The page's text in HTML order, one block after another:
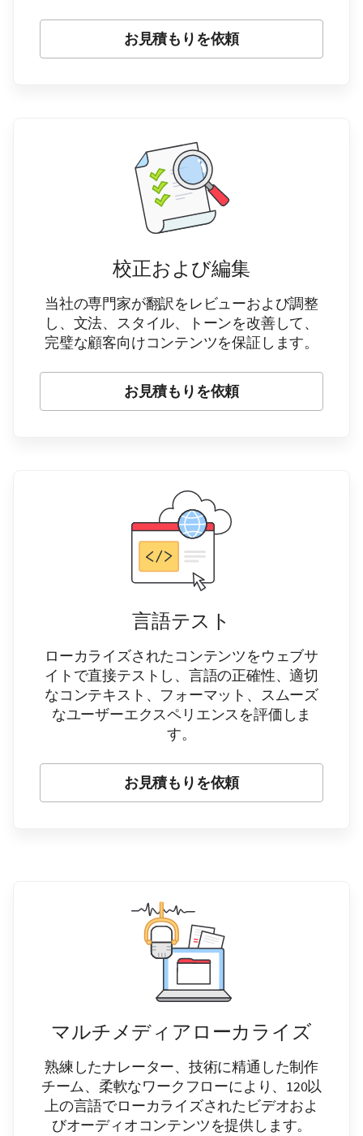
お見積もりを依頼
校正および編集
当社の専門家が翻訳をレビューおよび調整
し、文法、スタイル、トーンを改善して、
完璧な顧客向けコンテンツを保証します。
お見積もりを依頼
言語テスト
ローカライズされたコンテンツをウェブサ
イトで直接テストし、言語の正確性、適切
なコンテキスト、フォーマット、スムーズ
なユーザーエクスペリエンスを評価しま
す。
お見積もりを依頼
マルチメディアローカライズ
熟練したナレーター、技術に精通した制作
チーム、柔軟なワークフローにより、120以
上の言語でローカライズされたビデオおよ
びオーディオコンテンツを提供します。